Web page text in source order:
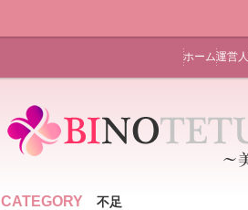
ホーム運営人
CATEGORY 不足